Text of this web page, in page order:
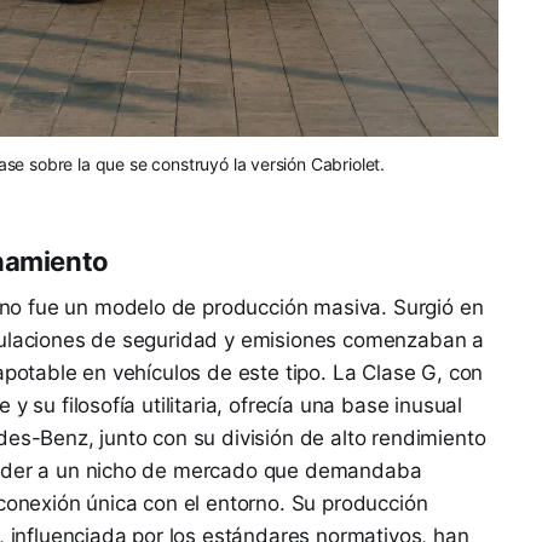
sobre la que se construyó la versión Cabriolet.
fue un modelo de producción masiva. Surgió en
de seguridad y emisiones comenzaban a
en vehículos de este tipo. La Clase G, con
y su filosofía utilitaria, ofrecía una base inusual
Benz, junto con su división de alto rendimiento
a un nicho de mercado que demandaba
única con el entorno. Su producción
por los estándares normativos, han